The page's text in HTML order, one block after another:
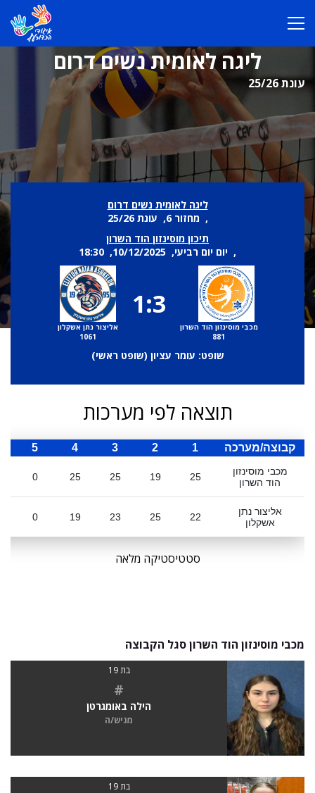
ליגה לאומית נשים דרום
עונת 25/26
ליגה לאומית נשים דרום
, מחזור 6, עונת 25/26
תיכון מוסינזון הוד השרון
, יום יום רביעי, 10/12/2025, 18:30
מכבי מוסינזון הוד השרון
881
1:3
אליצור נתן אשקלון
1061
שופט: עומר עציון (שופט ראשי)
תוצאה לפי מערכות
קבוצה/מערכה 1
2
3
4
5
מכבי מוסינזון
הוד השרון
25
19
25
25
0
אליצור נתן
אשקלון
22
25
23
19
0
סטטיסטיקה מלאה
מכבי מוסינזון הוד השרון סגל הקבוצה
בת 19
#
הילה באומגרטן
מגיש/ה
בת 19